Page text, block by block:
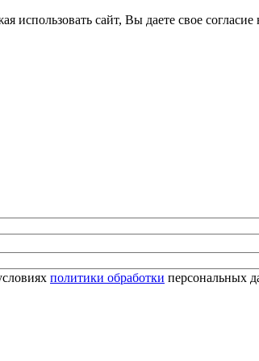
использовать сайт, Вы даете свое согласие
политики обработки персональных